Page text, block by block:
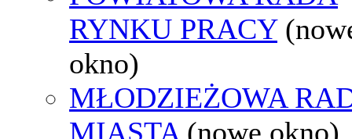
RYNKU PRACY
okno)
MŁODZIEŻOWA
MIASTA (nowe okno)